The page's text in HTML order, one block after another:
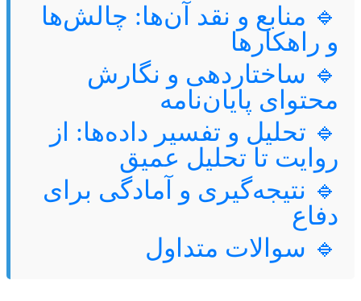
🔹 منابع و نقد آن‌ها: چالش‌ها
و راهکارها
🔹 ساختاردهی و نگارش
محتوای پایان‌نامه
🔹 تحلیل و تفسیر داده‌ها: از
روایت تا تحلیل عمیق
🔹 نتیجه‌گیری و آمادگی برای
دفاع
🔹 سوالات متداول